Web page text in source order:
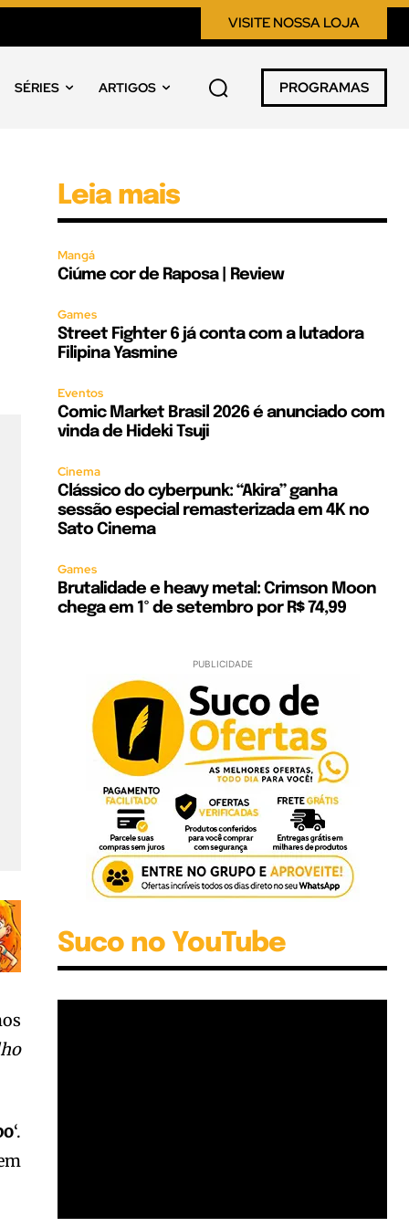
VISITE NOSSA LOJA
SÉRIES ARTIGOS PROGRAMAS
‘.
Leia mais
Mangá
Ciúme cor de Raposa | Review
Games
Street Fighter 6 já conta com a lutadora
Filipina Yasmine
Eventos
Comic Market Brasil 2026 é anunciado com
vinda de Hideki Tsuji
Cinema
Clássico do cyberpunk: “Akira” ganha
sessão especial remasterizada em 4K no
Sato Cinema
Games
Brutalidade e heavy metal: Crimson Moon
chega em 1º de setembro por R$ 74,99
PUBLICIDADE
Suco no YouTube